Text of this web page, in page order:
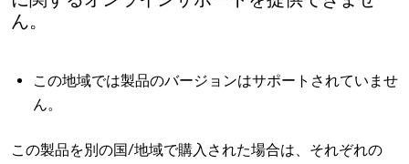
ん。
この地域では製品のバージョンはサポートされていませ
ん。
この製品を別の国/地域で購入された場合は、それぞれの